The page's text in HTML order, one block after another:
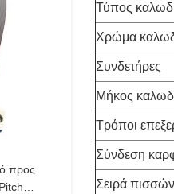
προς
Τύπος
Χρώμα
Συνδετήρες
Μήκος
Τρόποι
Σύνδεση
Σειρά πισσών